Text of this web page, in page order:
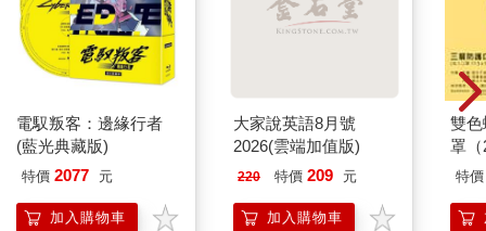
電馭叛客：邊緣行者
(藍光典藏版)
特價 2077 元
加入購物車
大家說英語8月號
2026(雲端加值版)
220 特價 209 元
加入購物車
雙
罩（
特價